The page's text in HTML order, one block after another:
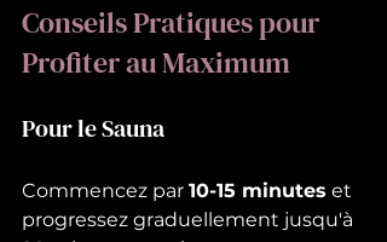
Conseils Pratiques pour
Profiter au Maximum
Pour le Sauna
Commencez par 10-15 minutes et
progressez graduellement jusqu'à